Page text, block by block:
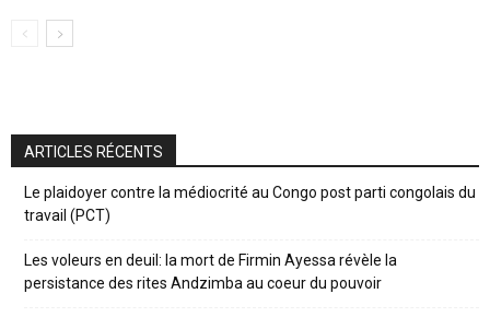
ARTICLES RÉCENTS
Le plaidoyer contre la médiocrité au Congo post parti congolais du
travail (PCT)
Les voleurs en deuil: la mort de Firmin Ayessa révèle la
persistance des rites Andzimba au coeur du pouvoir